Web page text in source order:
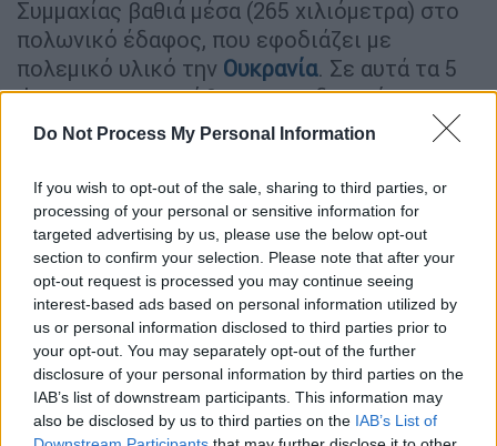
Do Not Process My Personal Information
If you wish to opt-out of the sale, sharing to third parties, or
processing of your personal or sensitive information for
targeted advertising by us, please use the below opt-out
section to confirm your selection. Please note that after your
opt-out request is processed you may continue seeing
interest-based ads based on personal information utilized by
us or personal information disclosed to third parties prior to
your opt-out. You may separately opt-out of the further
disclosure of your personal information by third parties on the
IAB’s list of downstream participants. This information may
also be disclosed by us to third parties on the IAB’s List of
Συμμαχίας βαθιά μέσα (265 χιλιόμετρα) στο
πολωνικό έδαφος, που εφοδιάζει με
πολεμικό υλικό την Ουκρανία. Σε αυτά τα 5
drones συγκεντρώθηκε ο σχεδιασμός
αναχαίτησης από τα μαχητικά αεροσκάφη
δημοσίευμα, τα drones καταρρίφθηκαν από
αεροσκάφη (F-35) της Ολλανδίας.
video